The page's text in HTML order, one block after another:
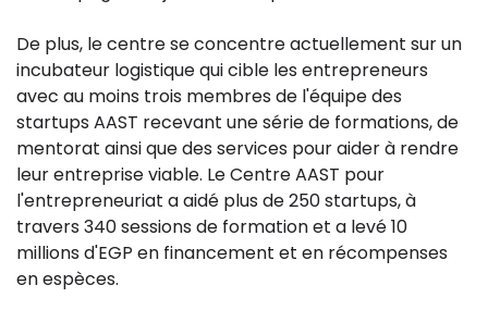
De plus, le centre se concentre actuellement sur un
incubateur logistique qui cible les entrepreneurs
avec au moins trois membres de l'équipe des
startups AAST recevant une série de formations, de
mentorat ainsi que des services pour aider à rendre
leur entreprise viable. Le Centre AAST pour
l'entrepreneuriat a aidé plus de 250 startups, à
travers 340 sessions de formation et a levé 10
millions d'EGP en financement et en récompenses
en espèces.